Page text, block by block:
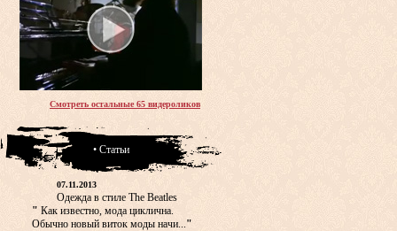
Смотреть остальные 65 видероликов
• Статьи
07.11.2013
Одежда в стиле The Beatles
" Как известно, мода циклична.
Обычно новый виток моды начи..."